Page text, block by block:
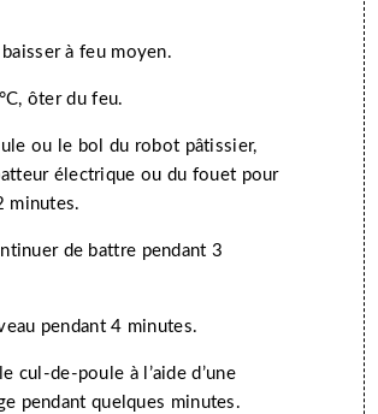
à feu moyen.
ôter du feu.
ou le bol du robot pâtissier,
électrique ou du fouet pour
minutes.
de battre pendant 3
pendant 4 minutes.
cul-de-poule à l’aide d’une
pendant quelques minutes.